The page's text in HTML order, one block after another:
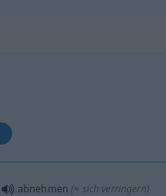
abnehmen (≈ sich verringern)